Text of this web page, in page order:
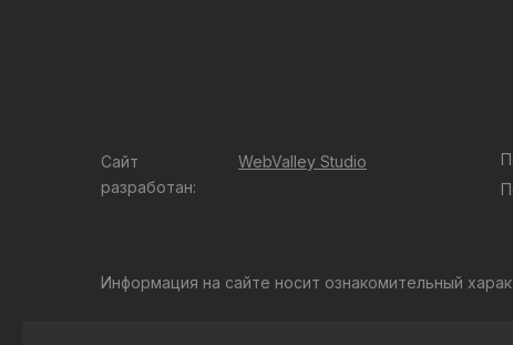
Информация на сайте носит ознакомительный
Сайт
разработан:
WebValley Studio